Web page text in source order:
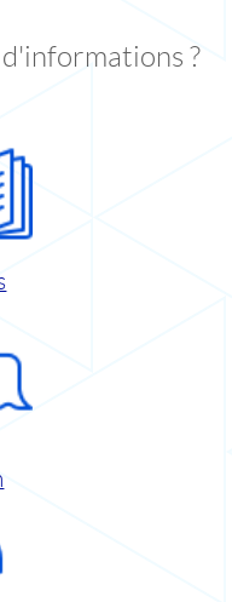
d'informations ?